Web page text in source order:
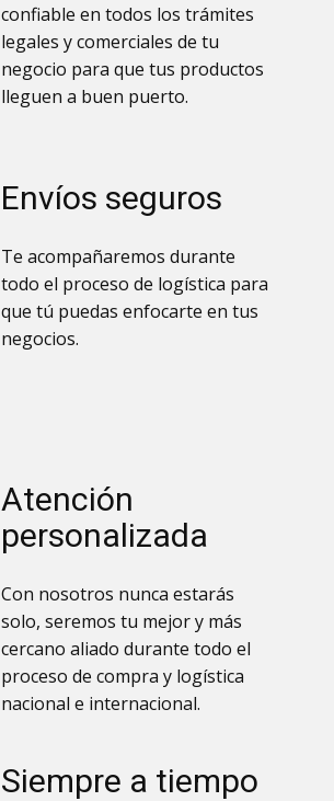
confiable en todos los trámites
legales y comerciales de tu
negocio para que tus productos
lleguen a buen puerto.
Envíos seguros
Te acompañaremos durante
todo el proceso de logística para
que tú puedas enfocarte en tus
negocios.
Atención
personalizada
Con nosotros nunca estarás
solo, seremos tu mejor y más
cercano aliado durante todo el
proceso de compra y logística
nacional e internacional.
Siempre a tiempo